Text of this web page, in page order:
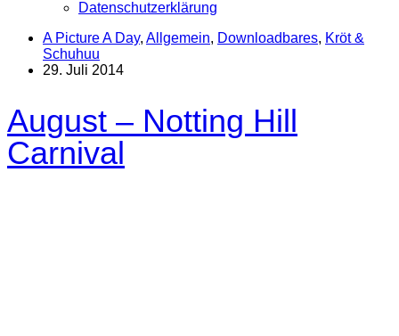
Datenschutzerklärung
A Picture A Day, Allgemein, Downloadbares, Kröt &
Schuhuu
29. Juli 2014
August – Notting Hill
Carnival